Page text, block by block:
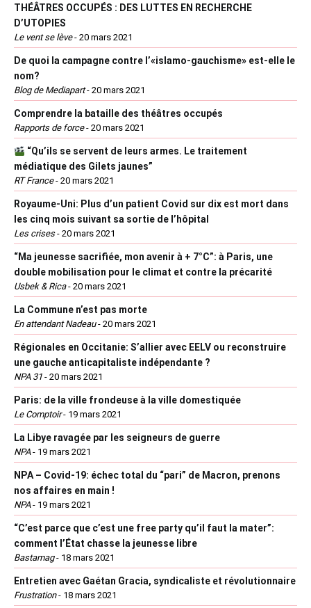
THÉÂTRES OCCUPÉS : DES LUTTES EN RECHERCHE
D’UTOPIES
Le vent se lève- 20 mars 2021
De quoi la campagne contre l’«islamo-gauchisme» est-elle le
nom?
Blog de Mediapart- 20 mars 2021
Comprendre la bataille des théâtres occupés
Rapports de force- 20 mars 2021
“Qu’ils se servent de leurs armes. Le traitement
médiatique des Gilets jaunes”
RT France- 20 mars 2021
Royaume-Uni: Plus d’un patient Covid sur dix est mort dans
les cinq mois suivant sa sortie de l’hôpital
Les crises- 20 mars 2021
“Ma jeunesse sacrifiée, mon avenir à + 7°C”: à Paris, une
double mobilisation pour le climat et contre la précarité
Usbek & Rica- 20 mars 2021
La Commune n’est pas morte
En attendant Nadeau- 20 mars 2021
Régionales en Occitanie: S’allier avec EELV ou reconstruire
une gauche anticapitaliste indépendante ?
NPA 31 - 20 mars 2021
Paris: de la ville frondeuse à la ville domestiquée
Le Comptoir- 19 mars 2021
La Libye ravagée par les seigneurs de guerre
NPA- 19 mars 2021
NPA – Covid-19: échec total du “pari” de Macron, prenons
nos affaires en main !
NPA- 19 mars 2021
“C’est parce que c’est une free party qu’il faut la mater”:
comment l’État chasse la jeunesse libre
Bastamag- 18 mars 2021
Entretien avec Gaétan Gracia, syndicaliste et révolutionnaire
Frustration- 18 mars 2021